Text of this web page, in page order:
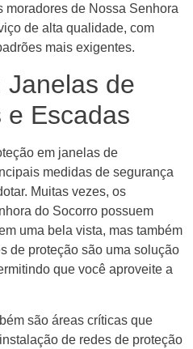
moradores de Nossa Senhora
de alta qualidade, com
mais exigentes.
Janelas de
e Escadas
em janelas de
medidas de segurança
Muitas vezes, os
do Socorro possuem
uma bela vista, mas também
de proteção são uma solução
que você aproveite a
são áreas críticas que
de redes de proteção